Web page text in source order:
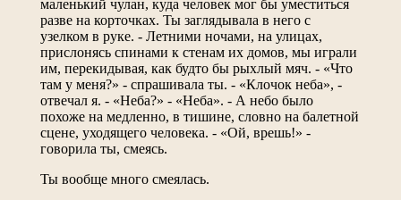
маленький чулан, куда человек мог бы уместиться
разве на корточках. Ты заглядывала в него с
узелком в руке. - Летними ночами, на улицах,
прислонясь спинами к стенам их домов, мы играли
им, перекидывая, как будто бы рыхлый мяч. - «Что
там у меня?» - спрашивала ты. - «Клочок неба», -
отвечал я. - «Неба?» - «Неба». - А небо было
похоже на медленно, в тишине, словно на балетной
сцене, уходящего человека. - «Ой, врешь!» -
говорила ты, смеясь.
Ты вообще много смеялась.